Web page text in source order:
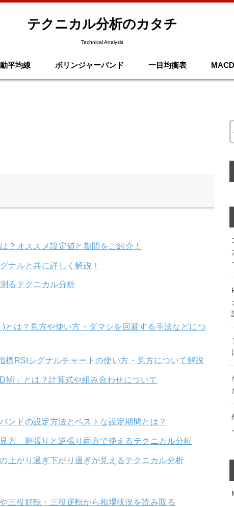
テクニカル分析のカタチ
Technical Analysis
平均線 ボリンジャーバンド 一目均衡表 MACD
？オススメ設定値と期間をご紹介！
ナルと共に詳しく解説！
るテクニカル分析
とは？見方や使い方・ダマシを回避する手法などにつ
標RSIシグナルチャートの使い方・見方について解説
」とは？計算式や組み合わせについて
ンドの設定方法とベストな設定期間とは？
方 順張りと逆張り両方で使えるテクニカル分析
上がり過ぎ下がり過ぎが見えるテクニカル分析
役好転・三役逆転から相場状況を読み取る